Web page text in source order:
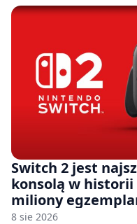
Switch 2 jest
konsolą w historii
miliony
8 sie 2026